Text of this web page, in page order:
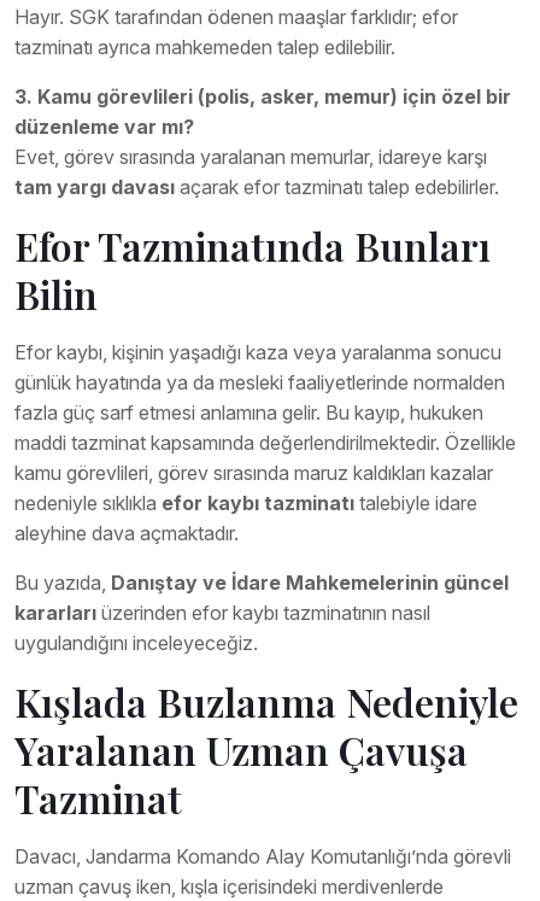
Hayır. SGK tarafından ödenen maaşlar farklıdır; efor
tazminatı ayrıca mahkemeden talep edilebilir.
3. Kamu görevlileri (polis, asker, memur) için özel bir
düzenleme var mı?
Evet, görev sırasında yaralanan memurlar, idareye karşı
tam yargı davası açarak efor tazminatı talep edebilirler.
Efor Tazminatında Bunları
Bilin
Efor kaybı, kişinin yaşadığı kaza veya yaralanma sonucu
günlük hayatında ya da mesleki faaliyetlerinde normalden
fazla güç sarf etmesi anlamına gelir. Bu kayıp, hukuken
maddi tazminat kapsamında değerlendirilmektedir. Özellikle
kamu görevlileri, görev sırasında maruz kaldıkları kazalar
nedeniyle sıklıkla efor kaybı tazminatı talebiyle idare
aleyhine dava açmaktadır.
Bu yazıda, Danıştay ve İdare Mahkemelerinin güncel
kararları üzerinden efor kaybı tazminatının nasıl
uygulandığını inceleyeceğiz.
Kışlada Buzlanma Nedeniyle
Yaralanan Uzman Çavuşa
Tazminat
Davacı, Jandarma Komando Alay Komutanlığı’nda görevli
uzman çavuş iken, kışla içerisindeki merdivenlerde